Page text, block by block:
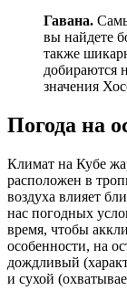
Гавана.
вы найдете
также
добираются
значения
Погода на
Климат на Кубе
расположен в
воздуха влияет
нас погодных
время, чтобы
особенности, на
дождливый
и сухой